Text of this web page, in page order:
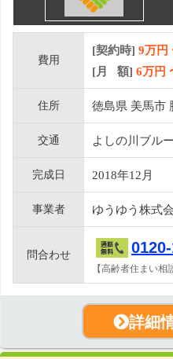
費用
[契約時] 9万円
[月 額] 6万円
住所 徳島県 美馬市
交通 よしの川ブル
完成日 2018年12月
事業者 ゆうゆう株式
問合わせ
【高齢者住まい相
詳細